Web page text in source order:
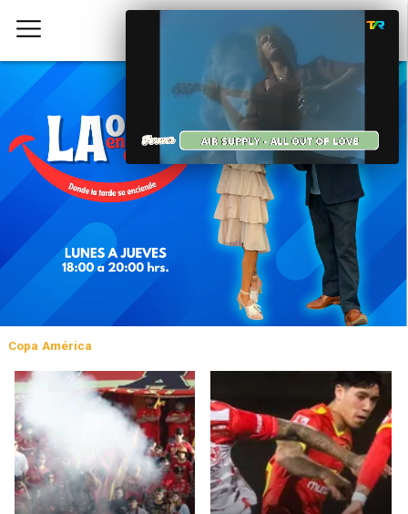
Copa América